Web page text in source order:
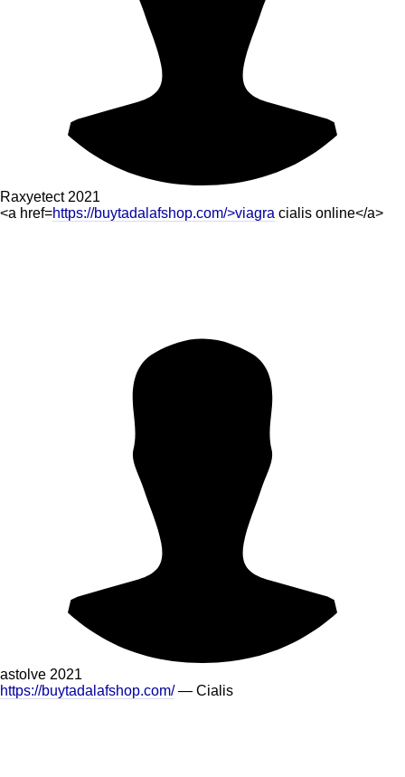
Raxyetect 2021
<a href=https://buytadalafshop.com/>viagra cialis online</a>
astolve 2021
https://buytadalafshop.com/— Cialis